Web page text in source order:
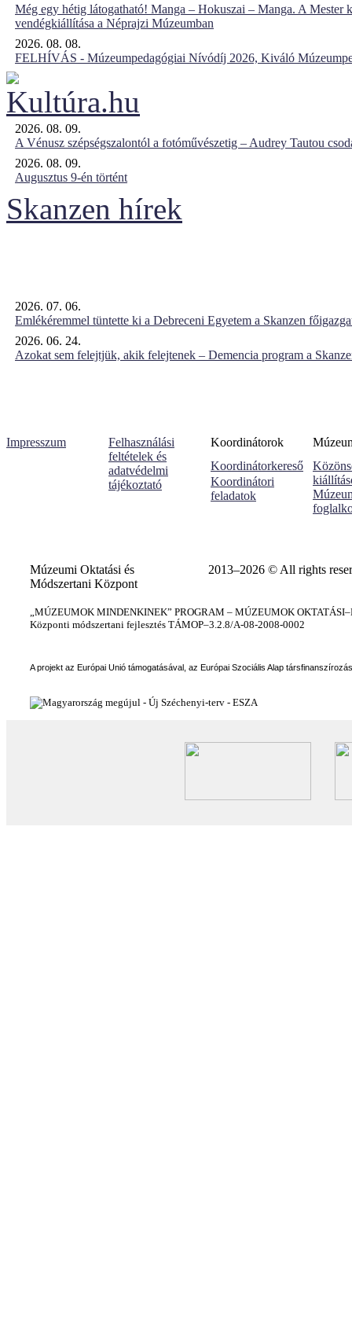
Még egy hétig látogatható! Manga – Hokuszai – Manga. A Mester
vendégkiállítása a Néprajzi Múzeumban
2026. 08. 08.
FELHÍVÁS - Múzeumpedagógiai Nívódíj 2026, Kiváló
2026. 08. 09.
A Vénusz szépségszalontól a fotóművészetig – Audrey Tautou
2026. 08. 09.
Augusztus 9-én történt
Skanzen hírek
2026. 07. 06.
Emlékéremmel tüntette ki a Debreceni Egyetem a Skanzen
2026. 06. 24.
Azokat sem felejtjük, akik felejtenek – Demencia program a
Impresszum
Felhasználási
feltételek és
adatvédelmi
tájékoztató
Koordinátorok
Koordinátorkereső
Koordinátori
feladatok
Múzeumi Oktatási és
Módszertani Központ
2013–2026 © All rights
„MÚZEUMOK MINDENKINEK” PROGRAM – MÚZEUMOK
Központi módszertani fejlesztés TÁMOP–3.2.8/A-08-2008-0002
A projekt az Európai Unió támogatásával, az Európai Szociális Alap